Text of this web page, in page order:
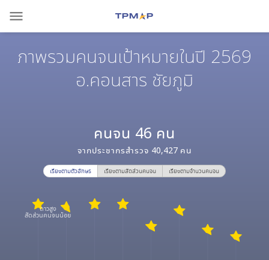
menu
ภาพรวมคนจนเป้าหมายในปี 2569
อ.คอนสาร ชัยภูมิ
คนจน 46 คน
จากประชากรสำรวจ 40,427 คน
เรียงตามตัวอักษร เรียงตามสัดส่วนคนจน เรียงตามจำนวนคนจน
ดาวสูง
สัดส่วนคนจนน้อย